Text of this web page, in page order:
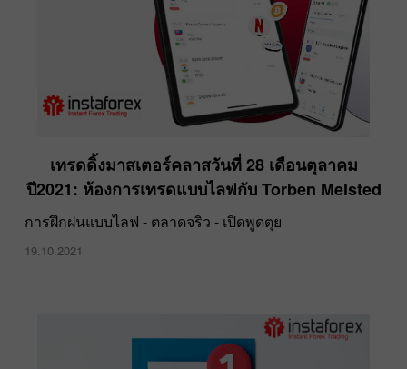
เทรดดิ้งมาสเตอร์คลาสวันที่ 28 เดือนตุลาคม
ปี2021: ห้องการเทรดแบบไลฟกับ Torben Melsted
การฝึกฝนแบบไลฟ - ตลาดจริว - เปิดพูดตุย
19.10.2021